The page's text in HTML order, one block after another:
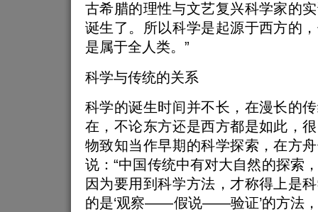
古希腊的理性与文艺复兴科学家的
诞生了。所以科学是起源于西方的
是属于全人类。”
科学与传统的关系
科学的诞生时间并不长，在漫长的
在，不论东方还是西方都是如此，
物致知当作早期的科学探索，在方
说：“中国传统中有对大自然的探索
因为要用到科学方法，才称得上是
的是‘观察——假说——验证’的方法